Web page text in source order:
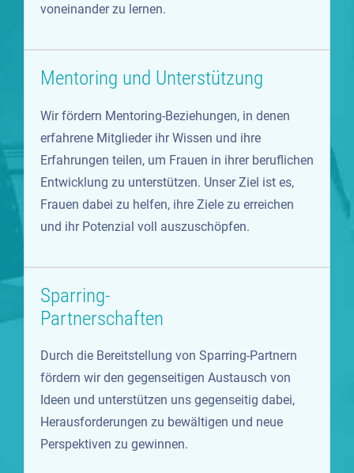
voneinander zu lernen.
Mentoring und Unterstützung
Wir fördern Mentoring-Beziehungen, in denen
erfahrene Mitglieder ihr Wissen und ihre
Erfahrungen teilen, um Frauen in ihrer beruflichen
Entwicklung zu unterstützen. Unser Ziel ist es,
Frauen dabei zu helfen, ihre Ziele zu erreichen
und ihr Potenzial voll auszuschöpfen.
Sparring-
Partnerschaften
Durch die Bereitstellung von Sparring-Partnern
fördern wir den gegenseitigen Austausch von
Ideen und unterstützen uns gegenseitig dabei,
Herausforderungen zu bewältigen und neue
Perspektiven zu gewinnen.